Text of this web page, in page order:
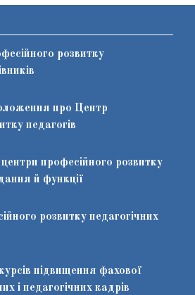
розвитку
про Центр
педагогів
професійного розвитку
й функції
розвитку педагогічних
підвищення фахової
і педагогічних кадрів